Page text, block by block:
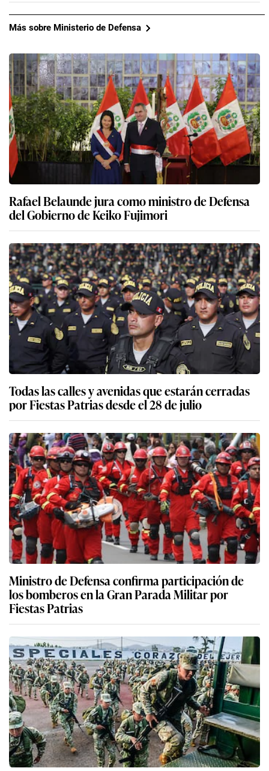
Más sobre Ministerio de Defensa
Rafael Belaunde jura como ministro de Defensa
del Gobierno de Keiko Fujimori
Todas las calles y avenidas que estarán cerradas
por Fiestas Patrias desde el 28 de julio
Ministro de Defensa confirma participación de
los bomberos en la Gran Parada Militar por
Fiestas Patrias